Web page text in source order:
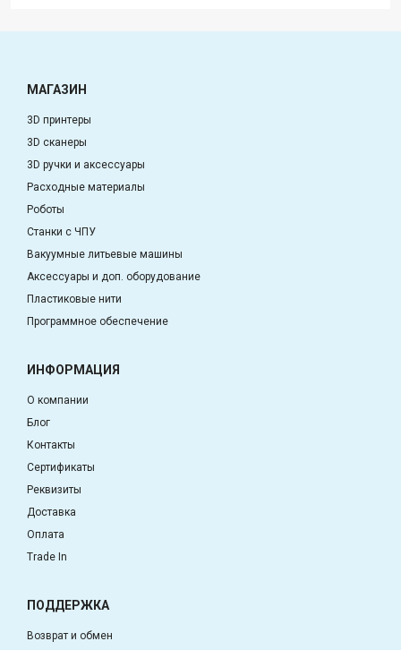
МАГАЗИН
3D принтеры
3D сканеры
3D ручки и аксессуары
Расходные материалы
Роботы
Станки с ЧПУ
Вакуумные литьевые машины
Аксессуары и доп. оборудование
Пластиковые нити
Программное обеспечение
ИНФОРМАЦИЯ
О компании
Блог
Контакты
Сертификаты
Реквизиты
Доставка
Оплата
Trade In
ПОДДЕРЖКА
Возврат и обмен